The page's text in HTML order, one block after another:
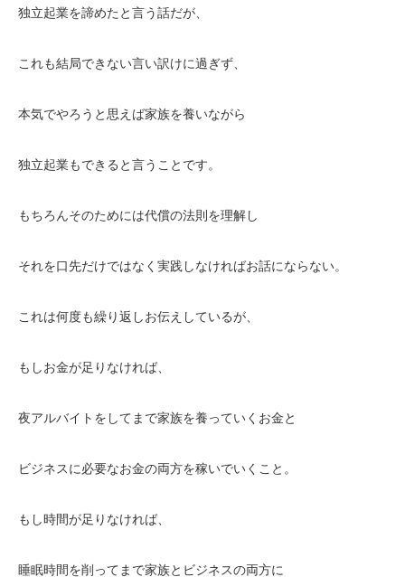
独立起業を諦めたと言う話だが、
これも結局できない言い訳けに過ぎず、
本気でやろうと思えば家族を養いながら
独立起業もできると言うことです。
もちろんそのためには代償の法則を理解し
それを口先だけではなく実践しなければお話にならない。
これは何度も繰り返しお伝えしているが、
もしお金が足りなければ、
夜アルバイトをしてまで家族を養っていくお金と
ビジネスに必要なお金の両方を稼いでいくこと。
もし時間が足りなければ、
睡眠時間を削ってまで家族とビジネスの両方に